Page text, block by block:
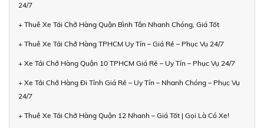
24/7
+ Thuê Xe Tải Chở Hàng Quận Bình Tân Nhanh Chóng, Giá Tốt
+ Thuê Xe Tải Chở Hàng TPHCM Uy Tín – Giá Rẻ – Phục Vụ 24/7
+ Xe Tải Chở Hàng Quận 10 TPHCM Giá Rẻ – Uy Tín – Phục Vụ 24/7
+ Xe Tải Chở Hàng Đi Tỉnh Giá Rẻ – Uy Tín – Nhanh Chóng – Phục Vụ
24/7
+ Thuê Xe Tải Chở Hàng Quận 12 Nhanh – Giá Tốt | Gọi Là Có Xe!